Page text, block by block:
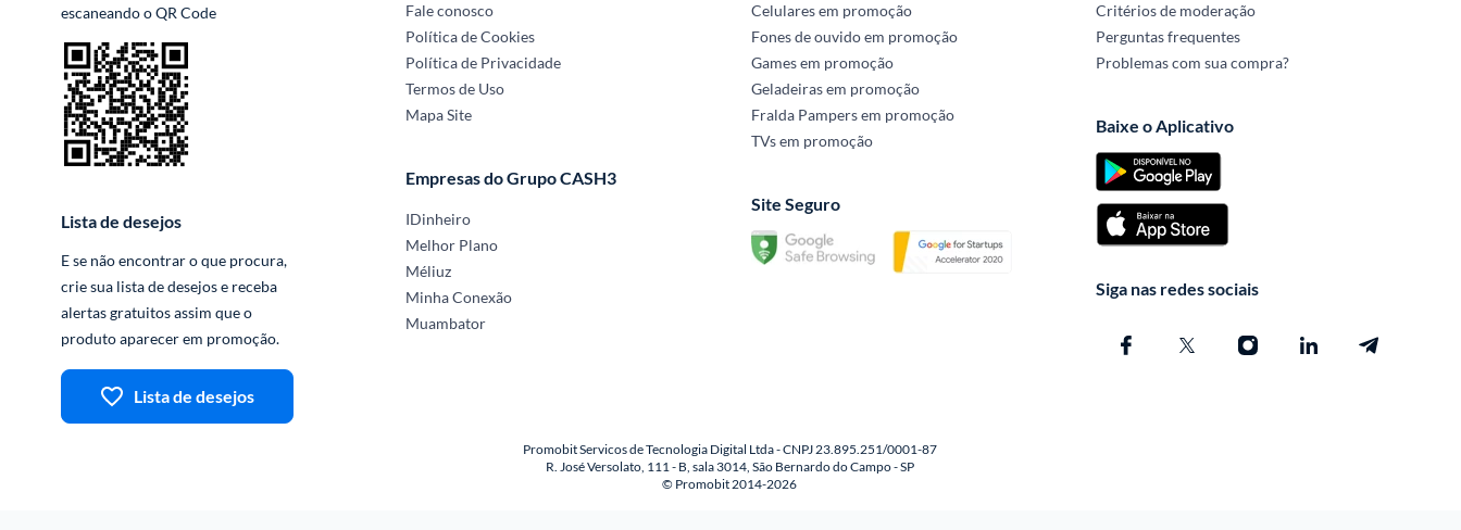
escaneando o QR Code
Lista de desejos
E se não encontrar o que procura,
crie sua lista de desejos e receba
alertas gratuitos assim que o
produto aparecer em promoção.
Lista de desejos
Fale conosco
Política de Cookies
Política de Privacidade
Termos de Uso
Mapa Site
Empresas do Grupo CASH3
IDinheiro
Melhor Plano
Méliuz
Minha Conexão
Muambator
Celulares em promoção
Fones de ouvido em promoção
Games em promoção
Geladeiras em promoção
Fralda Pampers em promoção
TVs em promoção
Site Seguro
Critérios de moderação
Perguntas frequentes
Problemas com sua compra?
Baixe o Aplicativo
Siga nas redes sociais
Promobit Servicos de Tecnologia Digital Ltda - CNPJ 23.895.251/0001-87
R. José Versolato, 111 - B, sala 3014, São Bernardo do Campo - SP
© Promobit 2014-2026